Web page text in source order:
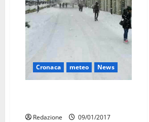
Cronaca meteo News
Redazione
09/01/2017